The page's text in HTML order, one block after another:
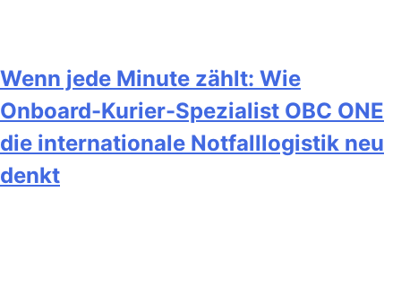
Wenn jede Minute zählt: Wie
Onboard-Kurier-Spezialist OBC ONE
die internationale Notfalllogistik neu
denkt